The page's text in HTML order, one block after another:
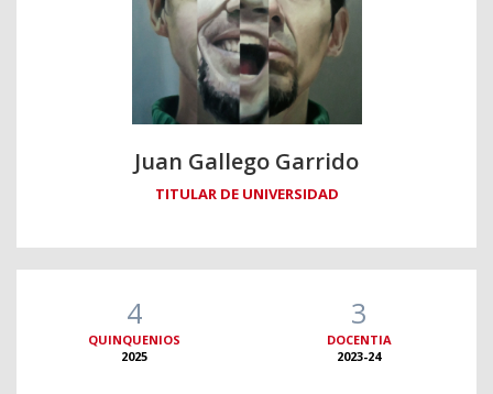
Juan Gallego Garrido
TITULAR DE UNIVERSIDAD
4
QUINQUENIOS
2025
3
DOCENTIA
2023-24